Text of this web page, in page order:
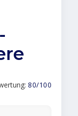
80/100